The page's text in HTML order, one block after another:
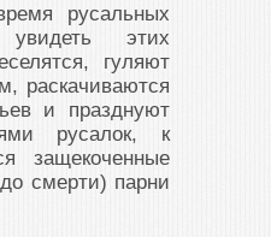
русальных
этих
гуляют
раскачиваются
и празднуют
русалок, к
защекоченные
смерти) парни